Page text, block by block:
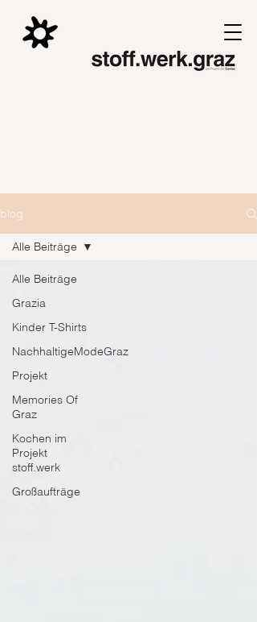
blog
Alle Beiträge
Grazia
Kinder T-Shirts
NachhaltigeModeGraz
Projekt
Memories Of
Graz
Kochen im
Projekt
stoff.werk
Großaufträge
Alle Beiträge